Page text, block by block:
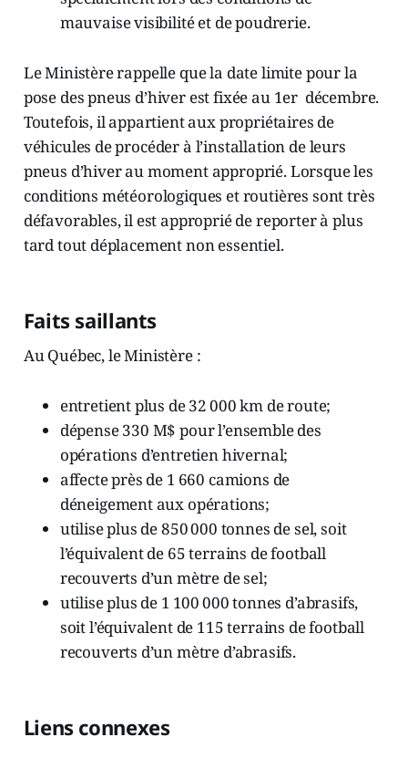
mauvaise visibilité et de poudrerie.
Le Ministère rappelle que la date limite pour la
pose des pneus d’hiver est fixée au 1er décembre.
Toutefois, il appartient aux propriétaires de
véhicules de procéder à l’installation de leurs
pneus d’hiver au moment approprié. Lorsque les
conditions météorologiques et routières sont très
défavorables, il est approprié de reporter à plus
tard tout déplacement non essentiel.
Faits saillants
Au Québec, le Ministère :
entretient plus de 32 000 km de route;
dépense 330 M$ pour l’ensemble des
opérations d’entretien hivernal;
affecte près de 1 660 camions de
déneigement aux opérations;
utilise plus de 850 000 tonnes de sel, soit
l’équivalent de 65 terrains de football
recouverts d’un mètre de sel;
utilise plus de 1 100 000 tonnes d’abrasifs,
soit l’équivalent de 115 terrains de football
recouverts d’un mètre d’abrasifs.
Liens connexes